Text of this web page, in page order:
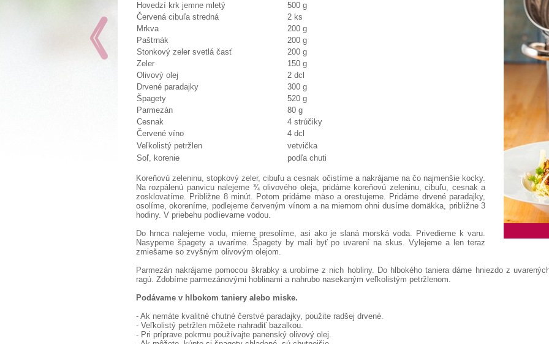
Hovedzí krk jemne mletý
500 g
Červená cibuľa stredná
2 ks
Mrkva
200 g
Paštrnák
200 g
Stonkový zeler svetlá časť
200 g
Zeler
150 g
Olivový olej
2 dcl
Drvené paradajky
300 g
Špagety
520 g
Parmezán
80 g
Cesnak
4 strúčiky
Červené víno
4 dcl
Veľkolistý petržlen
vetvička
Soľ, korenie
podľa chuti
Koreňovú zeleninu, stopkový zeler, cibuľu a cesnak očistíme a nakrájame na čo najmenšie kocky.
Na rozpálenú panvicu nalejeme ¾ olivového oleja, pridáme koreňovú zeleninu, cibuľu, cesnak a
zosklovatíme. Približne 8 minút. Potom pridáme mäso a orestujeme. Pridáme drvené paradajky,
osolíme, okoreníme, podlejeme červeným vínom a na miernom ohni dusíme domäkka, približne 3
hodiny. V priebehu podlievame vodou.
Do hrnca nalejeme vodu, mierne presolíme, asi ako je slaná morská voda. Privedieme k varu.
Nasypeme špagety a uvaríme. Špagety by mali byť po uvarení na skus. Vylejeme a len teraz
zmiešame so zvyšným olivovým olejom.
Parmezán nakrájame pomocou škrabky a urobíme z nich hobliny. Do hlbokého taniera dáme hniezdo z
ragú. Zdobíme parmezánovými hoblinami a nahrubo nasekaným veľkolistým petržlenom.
Podávame v hlbokom taniery alebo miske.
- Ak nemáte kvalitné chutné čerstvé paradajky, použite radšej drvené.
- Veľkolistý petržlen môžete nahradiť bazalkou.
- Pri príprave pokrmu používajte panenský olivový olej.